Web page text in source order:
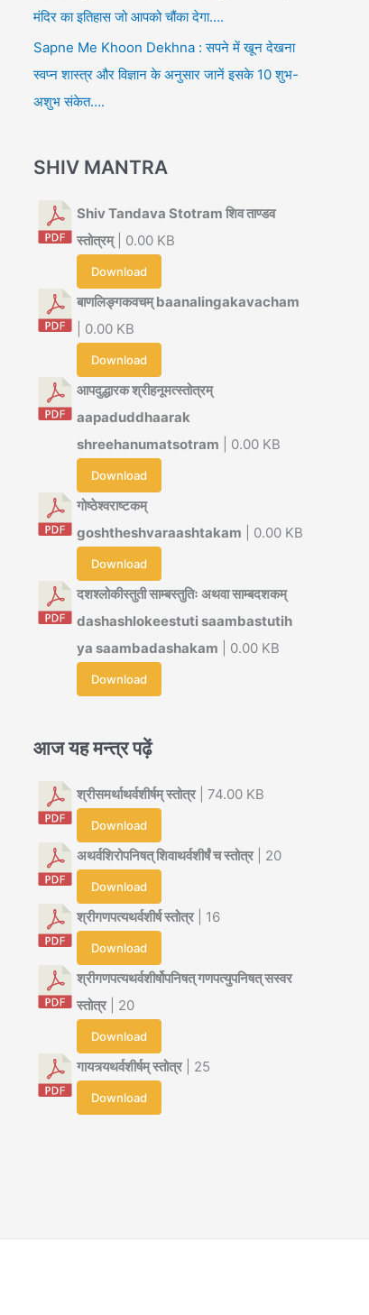
मंदिर का इतिहास जो आपको चौंका देगा….
Sapne Me Khoon Dekhna : सपने में खून देखना
स्वप्न शास्त्र और विज्ञान के अनुसार जानें इसके 10 शुभ-
अशुभ संकेत….
SHIV MANTRA
Shiv Tandava Stotram शिव ताण्डव
स्तोत्रम्| 0.00 KB
Download
बाणलिङ्गकवचम् baanalingakavacham
| 0.00 KB
Download
आपदुद्धारक श्रीहनूमत्स्तोत्रम्
aapaduddhaarak
shreehanumatsotram | 0.00 KB
Download
गोष्ठेश्वराष्टकम्
goshtheshvaraashtakam | 0.00 KB
Download
दशश्लोकीस्तुती साम्बस्तुतिः अथवा साम्बदशकम्
dashashlokeestuti saambastutih
ya saambadashakam | 0.00 KB
Download
आज यह मन्त्र पढ़ें
श्रीसमर्थाथर्वशीर्षम् स्तोत्र| 74.00 KB
Download
अथर्वशिरोपनिषत् शिवाथर्वशीर्षं च स्तोत्र| 20
Download
श्रीगणपत्यथर्वशीर्ष स्तोत्र| 16
Download
श्रीगणपत्यथर्वशीर्षोपनिषत् गणपत्युपनिषत् सस्वर
स्तोत्र| 20
Download
गायत्र्यथर्वशीर्षम् स्तोत्र| 25
Download